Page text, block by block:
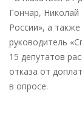
Гончар,
России», а
руководитель
15 депутатов
отказа от
в опросе.